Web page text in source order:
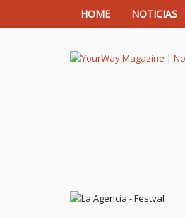
HOME NOTICIAS